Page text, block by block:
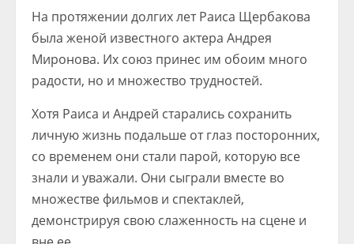
На протяжении долгих лет Раиса Щербакова
была женой известного актера Андрея
Миронова. Их союз принес им обоим много
радости, но и множество трудностей.
Хотя Раиса и Андрей старались сохранить
личную жизнь подальше от глаз посторонних,
со временем они стали парой, которую все
знали и уважали. Они сыграли вместе во
множестве фильмов и спектаклей,
демонстрируя свою слаженность на сцене и